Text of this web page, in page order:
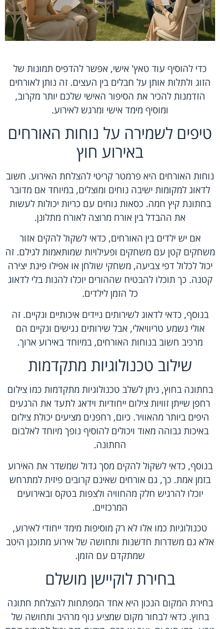
כדי להוסיף עוד טאץ' אישי, אפשר להדפיס תמונות של
הזוג ולתלות אותן על חבלים בין העצים. זה נותן לאורחים
הזדמנות להכיר את הסיפור האישי שלכם יותר מקרוב,
ומוסיף מימד אישי ומרגש לאירוע.
טיפים לשמירה על נוחות האורחים
באירוע חוץ
נוחות האורחים היא פרמטר קריטי להצלחת האירוע. חשוב
לדאוג למקומות ישיבה נוחים ומוצלים, במיוחד אם מדובר
בחתונת קיץ חמה. כסאות נוחים עם כריות יכולות לעשות
את ההבדל בין אורח מרוצה לאורח מתלונן.
אם יש ילדים בין האורחים, כדאי לשקול להקים אזור
משחקים קטן עם משחקים ופעילויות שמותאמות לגילם. זה
יכול לכלול דפי צביעה, משחקי שולחן או אפילו פינת יצירה
קטנה. כך תוכלו להבטיח שההורים יוכלו להנות בלי לדאוג
כל הזמן לילדים.
בנוסף, כדאי לדאוג לשירותים ניידים איכותיים ונקיים. זה
אולי נשמע טריוויאלי, אבל שירותים נגישים ונקיים הם
מרכיב חשוב בנוחות האורחים, במיוחד באירוע ארוך.
שילוב טכנולוגיות מתקדמות
בחתונה בחוץ, ניתן לשלב טכנולוגיות מתקדמות כמו צילום
רחפן שייתן זוויות צילום ייחודיות וידאג לתעד את הרגעים
היפים ביותר מהאוויר. כיום, רחפנים מציעים יכולת צילום
באיכות גבוהה מאוד ויכולים להוסיף נופך מיוחד לאלבום
החתונה.
בנוסף, כדאי לשקול להקים מסך גדול שמשדר את האירוע
בזמן אמת. כך, גם אורחים שאינם קרובים פיזית למתרחש
יוכלו להרגיש חלק מהחוויה ולצפות בטקס ובאירועים
המרכזיים.
טכנולוגיות כמו אלו לא רק מוסיפות מימד ייחודי לאירוע,
אלא גם משדרות חדשנות ותחושה של אירוע מתוכנן היטב
שמתקדם עם הזמן.
בחירת לוקיישן מושלם
בחירת המקום הנכון היא אחד המפתחות להצלחת חתונה
בחוץ. כדאי לבחור מקום שמציע נוף מרהיב ותחושה של